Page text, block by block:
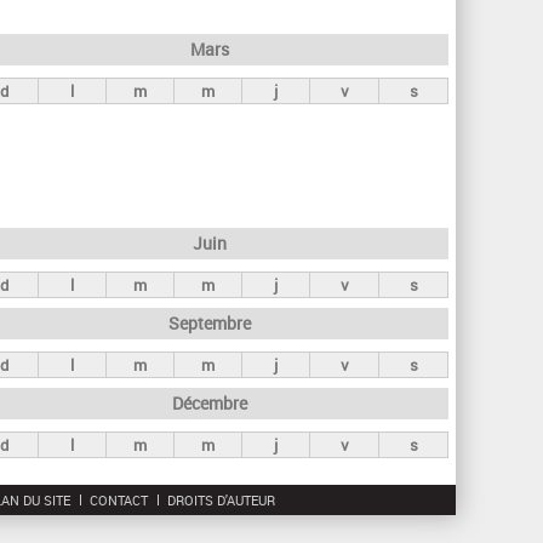
r
c
Mars
d l m m j v s
Juin
d l m m j v s
Septembre
d l m m j v s
Décembre
d l m m j v s
DU SITE CONTACT DROITS D'AUTEUR